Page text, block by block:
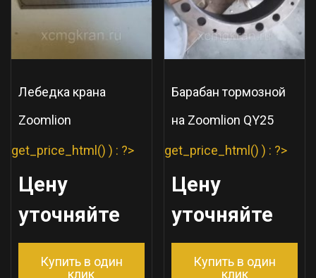
Лебедка крана
Zoomlion
get_price_html() ) : ?>
Цену
уточняйте
Купить в один
клик
Барабан тормозной
на Zoomlion QY25
get_price_html() ) : ?>
Цену
уточняйте
Купить в один
клик